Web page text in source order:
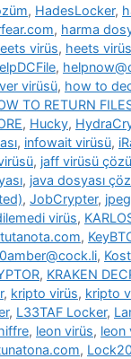
, HadesLocker,
, harma
virüs, heets
,
virüsü, how to
TO RETURN
, Hucky,
, infowait virüsü,
, jaff virüsü
, java dosyası
, JobCrypter,
virüs,
,
,
, KRAKEN
, kripto virüs, kripto
, L33TAF Locker,
, leon virüs, leon
,